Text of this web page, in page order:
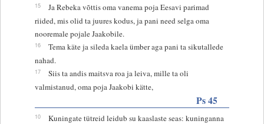
15
Ja Rebeka võttis oma vanema poja Eesavi parimad
riided, mis olid ta juures kodus, ja pani need selga oma
nooremale pojale Jaakobile.
16
Tema käte ja sileda kaela ümber aga pani ta sikutallede
nahad.
17
Siis ta andis maitsva roa ja leiva, mille ta oli
valmistanud, oma poja Jaakobi kätte,
Ps 45
10
Kuningate tütreid leidub su kaaslaste seas: kuninganna